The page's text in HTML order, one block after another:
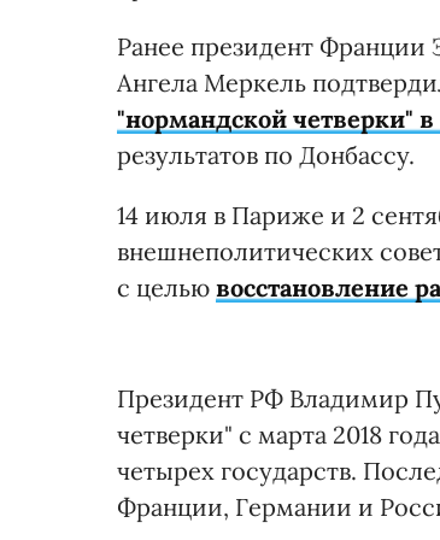
Ранее президент
Ангела Меркель
"нормандской четверки"
результатов по Донбассу.
14 июля в Париже и 2
внешнеполитических
с целью восстановление
Президент РФ Владимир
четверки" с марта 2018
четырех государств.
Франции, Германии и